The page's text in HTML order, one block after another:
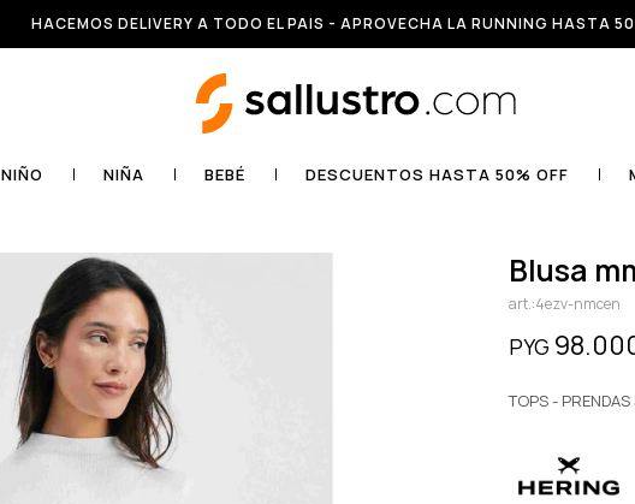
HACEMOS DELIVERY A TODO EL PAIS - APROVECHA LA RUNNING HASTA
NIÑO NIÑA BEBÉ DESCUENTOS HASTA 50% OFF
blusa
4ezv-nmcen
PYG
TOPS - PRENDAS